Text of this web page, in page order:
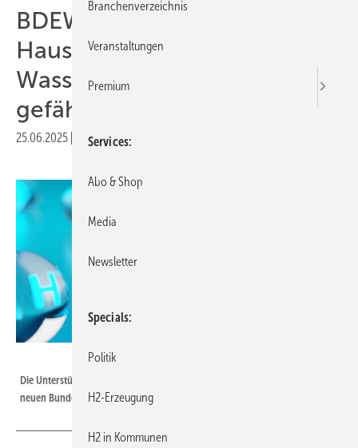
BDEW kritisiert
Haushaltsentwurf:
Wasserstoffhochlauf
gefährdet
25.06.2025 Druckvorschau
Die Unterstüztung des Wasserstoffhochlaufs ist offenbar keine Priorität der
neuen Bundesregierung.
Branchenverzeichnis
Veranstaltungen
Premium
Services
Abo & Shop
Media
Newsletter
Specials
Politik
H2-Erzeugung
H2 in Kommunen